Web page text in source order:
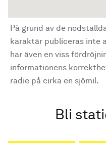
På grund av de
karaktär publiceras inte
har även en viss
informationens
radie på cirka en sjömil.
Bli